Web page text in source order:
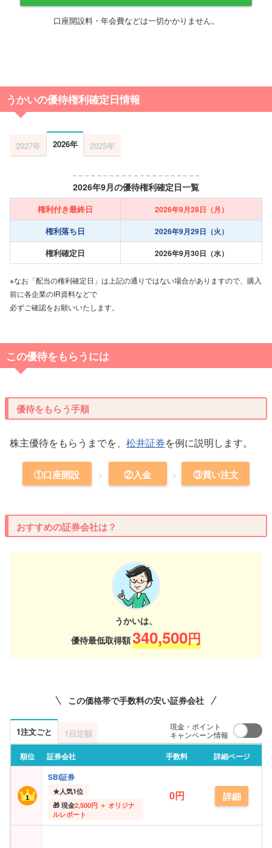
口座開設料・年会費などは一切かかりません。
うかいの優待権利確定日情報
2027年 2026年 2025年
2026年9月の優待権利確定日一覧
権利付き最終日 2026年9月28日（月）
権利落ち日 2026年9月29日（火）
権利確定日 2026年9月30日（水）
※なお「配当の権利確定日」は上記の通りではない場合がありますので、購入
前に各企業のIR資料などで
必ずご確認をお願いいたします。
この優待をもらうには
優待をもらう手順
株主優待をもらうまでを、 松井証券を例に説明します。
①口座開設 ②入金 ③買い注文
おすすめの証券会社は？
うかいは、
優待最低取得額340,500円
この価格帯で手数料の安い証券会社
1注文ごと 1日定額
現金・ポイント
キャンペーン情報
順位 証券会社 手数料
詳細ページ
SBI証券
★人気1位
現金2,500円 ＋ オリジナ
ルレポート
0円 詳細